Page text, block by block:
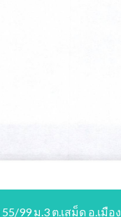
99 ม.3 ต.เสม็ด อ.เมือง